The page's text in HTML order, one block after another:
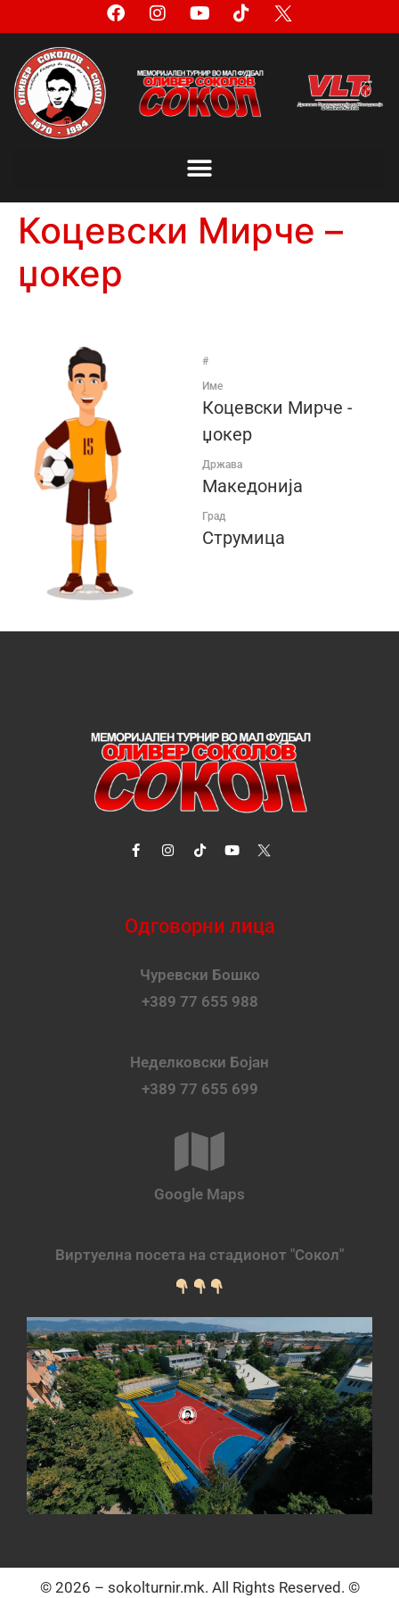
Коцевски Мирче –
џокер
#
Име
Коцевски Мирче -
џокер
Држава
Македонија
Град
Струмица
Одговорни лица
Чуревски Бошко
+389 77 655 988
Неделковски Бојан
+389 77 655 699
Google Maps
Виртуелна посета на стадионот "Сокол"
© 2026 – sokolturnir.mk. All Rights Reserved. ©